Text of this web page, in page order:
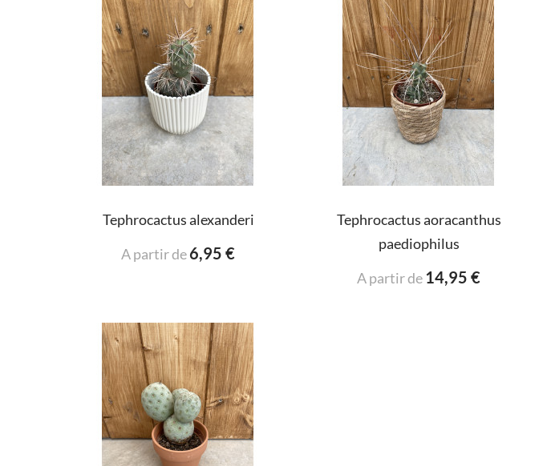
Tephrocactus alexanderi
A partir de6,95 €
Tephrocactus aoracanthus
paediophilus
A partir de 14,95 €